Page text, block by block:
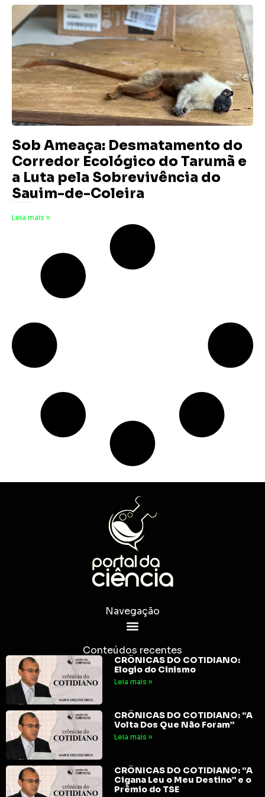
Sob Ameaça: Desmatamento do
Corredor Ecológico do Tarumã e
a Luta pela Sobrevivência do
Sauim-de-Coleira
Leia mais »
Navegação
Conteúdos recentes
CRÔNICAS DO COTIDIANO:
Elogio do Cinismo
Leia mais »
CRÔNICAS DO COTIDIANO: “A
Volta Dos Que Não Foram”
Leia mais »
CRÔNICAS DO COTIDIANO: “A
Cigana Leu o Meu Destino” e o
Prêmio do TSE